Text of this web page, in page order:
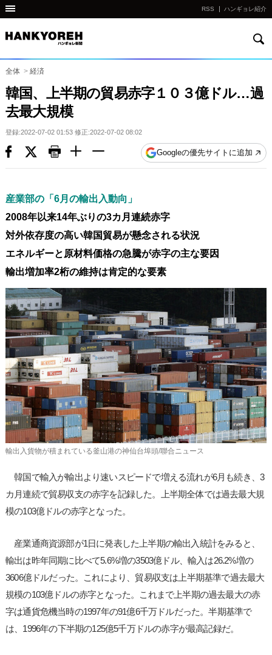
他
国
の
サ
イ
ト
の
リ
ク
다
른
라
사
이
트
링
크
RSS ハンギョレ紹介
全体 > 経済
韓国、上半期の貿易赤字１０３億ドル…過
去最大規模
登録:2022-07-02 01:53 修正:2022-07-02 08:02
Googleの優先サイトに追加
産業部の「6月の輸出入動向」
2008年以来14年ぶりの3カ月連続赤字
対外依存度の高い韓国貿易が懸念される状況
エネルギーと原材料価格の急騰が赤字の主な要因
輸出増加率2桁の維持は肯定的な要素
輸出入貨物が積まれている釜山港の神仙台埠頭/聯合ニュース
韓国で輸入が輸出より速いスピードで増える流れが6月も続き、3
カ月連続で貿易収支の赤字を記録した。上半期全体では過去最大規
模の103億ドルの赤字となった。
産業通商資源部が1日に発表した上半期の輸出入統計をみると、
輸出は昨年同期に比べて5.6%増の3503億ドル、輸入は26.2%増の
3606億ドルだった。これにより、貿易収支は上半期基準で過去最大
規模の103億ドルの赤字となった。これまで上半期の過去最大の赤
字は通貨危機当時の1997年の91億6千万ドルだった。半期基準で
は、1996年の下半期の125億5千万ドルの赤字が最高記録だ。